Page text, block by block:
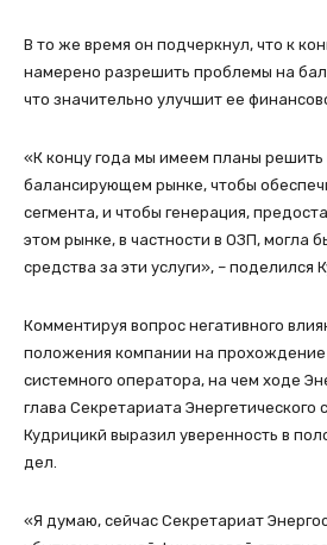
В то же время он подчеркнул, что к
намерено разрешить проблемы на
что значительно улучшит ее
«К концу года мы имеем планы
балансирующем рынке, чтобы
сегмента, и чтобы генерация,
этом рынке, в частности в ОЗП, могла
средства за эти услуги», – поделился
Комментируя вопрос негативного
положения компании на прохождение
системного оператора, на чем ходе
глава Секретариата Энергетического
Кудрицикй выразил уверенность в
дел.
«Я думаю, сейчас Секретариат